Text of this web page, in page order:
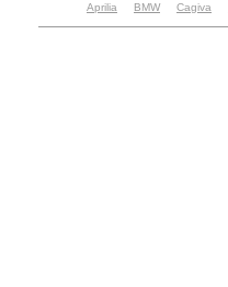
Aprilia BMW Cagiva